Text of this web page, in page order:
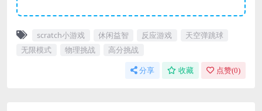
scratch小游戏 休闲益智 反应游戏
天空弹跳球
无限模式
物理挑战 高分挑战
分享 收藏 点赞(0)